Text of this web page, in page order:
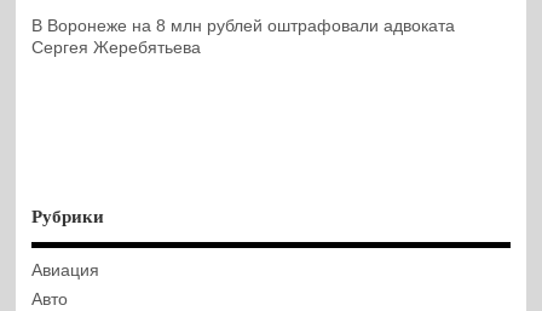
В Воронеже на 8 млн рублей оштрафовали адвоката
Сергея Жеребятьева
Рубрики
Авиация
Авто